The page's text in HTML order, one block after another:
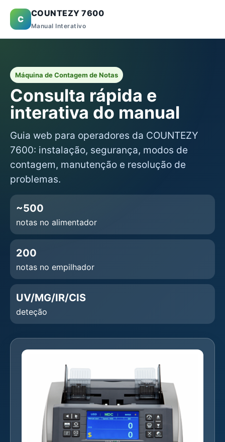
C
COUNTEZY 7600
Manual Interativo
Máquina de Contagem de Notas
Consulta rápida e
interativa do manual
Guia web para operadores da COUNTEZY
7600: instalação, segurança, modos de
contagem, manutenção e resolução de
problemas.
~500
notas no alimentador
200
notas no empilhador
UV/MG/IR/CIS
deteção